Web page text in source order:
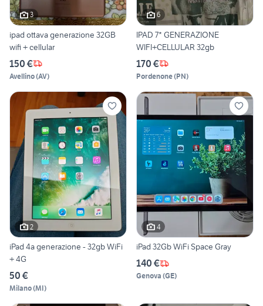
3
ipad ottava generazione 32GB
wifi + cellular
150 €
Avellino(AV)
6
IPAD 7* GENERAZIONE
WIFI+CELLULAR 32gb
170 €
Pordenone(PN)
2
iPad 4a generazione - 32gb WiFi
+ 4G
50 €
Milano(MI)
4
iPad 32Gb WiFi Space Gray
140 €
Genova (GE)